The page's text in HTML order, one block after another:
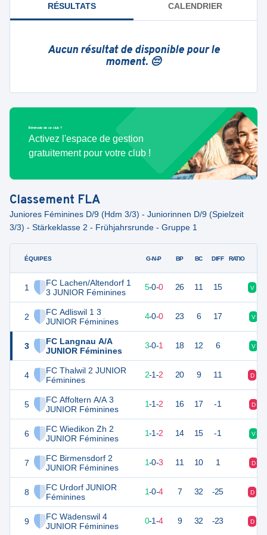
RÉSULTATS CALENDRIER
Aucun résultat de disponible pour le
moment. 😔
Bénévole de ce club ?
Activez l'espace de gestion
gratuitement pour votre club !
Classement FLA
Juniores Féminines D/9 (Hdm 3/3) - Juniorinnen D/9 (Spielzeit
3/3) - Stärkeklasse 2 - Frühjahrsrunde - Gruppe 1
ÉQUIPES
1
FC Lachen/Altendorf 1
3 JUNIOR Féminines
2
FC Adliswil 1 3
JUNIOR Féminines
3
FC Langnau A/A
JUNIOR Féminines
4
FC Thalwil 2 JUNIOR
Féminines
5
FC Affoltern A/A 3
JUNIOR Féminines
6
FC Wiedikon Zh 2
JUNIOR Féminines
7
FC Birmensdorf 2
JUNIOR Féminines
8
FC Urdorf JUNIOR
Féminines
9
FC Wädenswil 4
JUNIOR Féminines
G-N-P BP BC DIFF RATIO
15 5 5-0-0 26 11 15 V
12 4-0-0 23 6 17 V
9 3-0-1 18 12 6 V
7 5 2-1-2 20 9 11 D
4 1-1-2 16 17 -1 D
4 1-1-2 14 15 -1 V
3 1-0-3 11 10 1 D
3 1-0-4 7 32 -25 D
1 0-1-4 9 32 -23 D